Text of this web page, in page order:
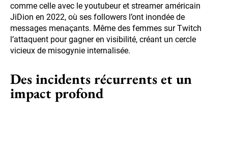
comme celle avec le youtubeur et streamer américain
JiDion en 2022, où ses followers l’ont inondée de
messages menaçants. Même des femmes sur Twitch
l’attaquent pour gagner en visibilité, créant un cercle
vicieux de misogynie internalisée.
Des incidents récurrents et un
impact profond